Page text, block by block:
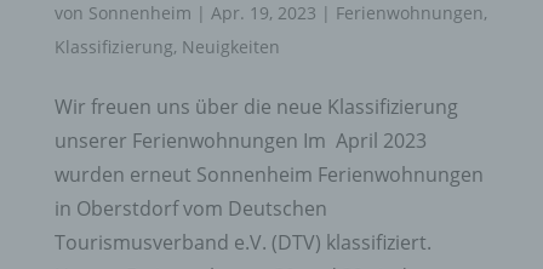
von Sonnenheim | Apr. 19, 2023 | Ferienwohnungen,
Klassifizierung, Neuigkeiten
Wir freuen uns über die neue Klassifizierung
unserer Ferienwohnungen Im April 2023
wurden erneut Sonnenheim Ferienwohnungen
in Oberstdorf vom Deutschen
Tourismusverband e.V. (DTV) klassifiziert.